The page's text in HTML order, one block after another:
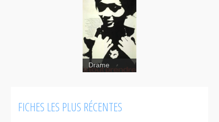
À tout
Drame
FICHES LES PLUS RÉCENTES